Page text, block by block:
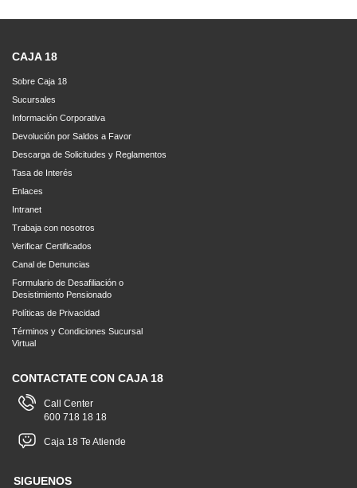
CAJA 18
Sobre Caja 18
Sucursales
Información Corporativa
Devolución por Saldos a Favor
Descarga de Solicitudes y Reglamentos
Tasa de Interés
Enlaces
Intranet
Trabaja con nosotros
Verificar Certificados
Canal de Denuncias
Formulario de Desafiliación o
Desistimiento Pensionado
Políticas de Privacidad
Términos y Condiciones Sucursal
Virtual
CONTACTATE CON CAJA 18
Call Center
600 718 18 18
Caja 18 Te Atiende
SIGUENOS